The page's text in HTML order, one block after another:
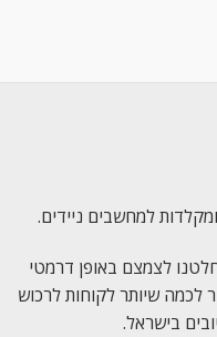
למחשבים ניידים.
לצמצם באופן דרמטי
לכמה שיותר לקוחות לרכוש
בישראל.